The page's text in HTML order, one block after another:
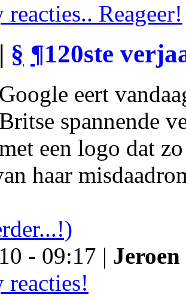
Reageer!
§ ¶120ste
Google eert
Britse spannende
een logo dat
haar
- 09:17 |
reacties!